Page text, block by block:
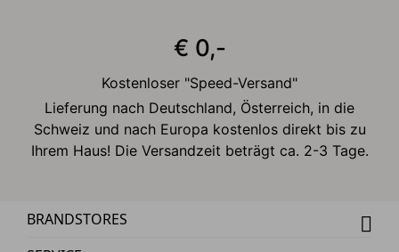
€ 0,-
Kostenloser "Speed-Versand"
Lieferung nach Deutschland, Österreich, in die
Schweiz und nach Europa kostenlos direkt bis zu
Ihrem Haus! Die Versandzeit beträgt ca. 2-3 Tage.
BRANDSTORES